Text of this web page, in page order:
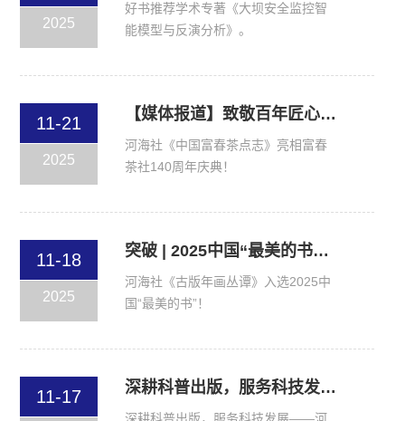
2025
好书推荐学术专著《大坝安全监控智
能模型与反演分析》。
11-21
2025
【媒体报道】致敬百年匠心 传承非遗荣光——热烈祝贺富春茶社140周年庆典圆满举办
河海社《中国富春茶点志》亮相富春
茶社140周年庆典！
11-18
2025
突破 | 2025中国“最美的书”揭晓，河海社图书首次入选
河海社《古版年画丛谭》入选2025中
国“最美的书”！
11-17 深耕科普出版，服务科技发展——河海社亮相2025江苏科技学术大会